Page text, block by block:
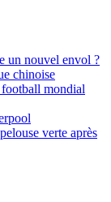
un nouvel envol ?
chinoise
football mondial
verte après